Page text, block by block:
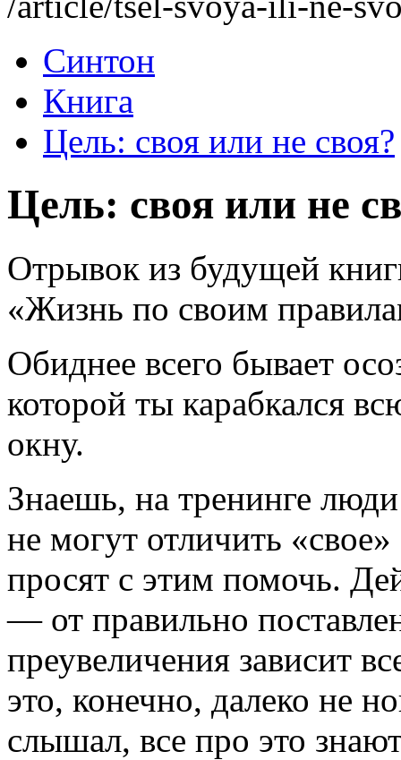
Синтон
Книга
Цель: своя или не своя?
Цель: своя или не
Отрывок из будущей
«Жизнь по своим
Обиднее всего бывает
которой ты карабкался
окну.
Знаешь, на тренинге
не могут отличить
просят с этим помочь.
— от правильно
преувеличения зависит
это, конечно, далеко не
слышал, все про это